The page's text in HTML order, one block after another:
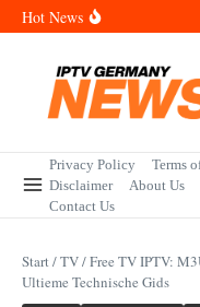
Zum Inhalt springen
Hot News
Wann kommt
Vollständige
Welche Mini
Leitfaden für
Leitfaden zum
Privacy Policy
Terms
Disclaimer
About Us
Contact Us
Start/TV/Free TV IPTV:
Ultieme Technische Gids